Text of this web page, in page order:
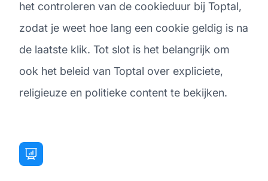
het controleren van de cookieduur bij Toptal,
zodat je weet hoe lang een cookie geldig is na
de laatste klik. Tot slot is het belangrijk om
ook het beleid van Toptal over expliciete,
religieuze en politieke content te bekijken.